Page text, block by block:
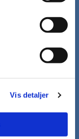
Vis detaljer